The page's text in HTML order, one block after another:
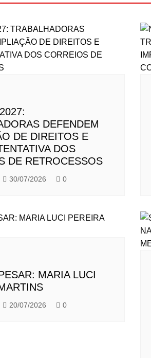
DEFENDEM
DE DIREITOS E
DOS
DE RETROCESSOS
30/07/2026 0
MARIA LUCI
20/07/2026 0